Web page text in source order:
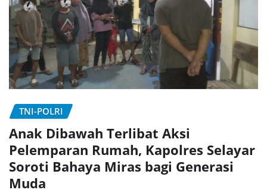
TNI-POLRI
Anak Dibawah Terlibat Aksi
Pelemparan Rumah, Kapolres Selayar
Soroti Bahaya Miras bagi Generasi
Muda